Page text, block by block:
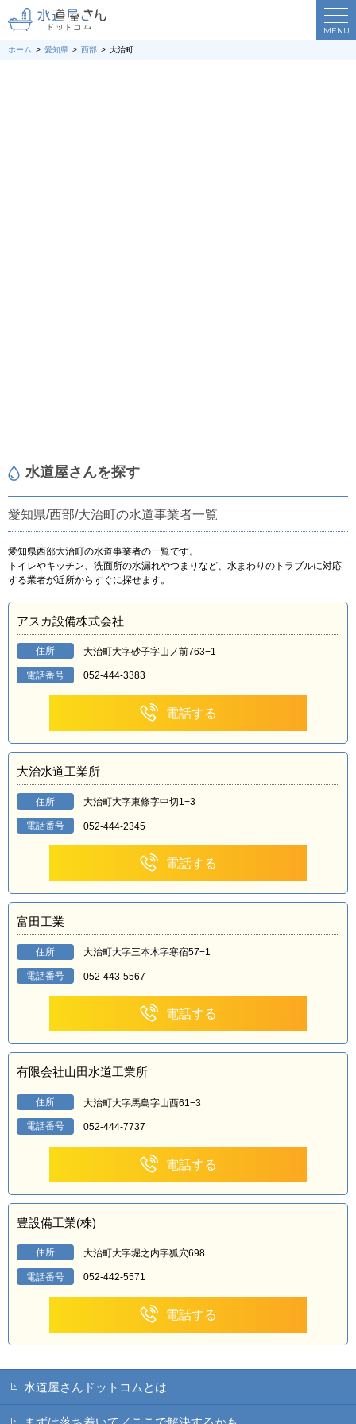
MENU
ホーム 愛知県 西部 大治町
水道屋さんを探す
愛知県/西部/大治町の水道事業者一覧
愛知県西部大治町の水道事業者の一覧です。
トイレやキッチン、洗面所の水漏れやつまりなど、水まわりのトラブルに対応
する業者が近所からすぐに探せます。
アスカ設備株式会社
住所 大治町大字砂子字山ノ前763−1
電話番号 052-444-3383
電話する
大治水道工業所
住所 大治町大字東條字中切1−3
電話番号 052-444-2345
電話する
富田工業
住所 大治町大字三本木字寒宿57−1
電話番号 052-443-5567
電話する
有限会社山田水道工業所
住所 大治町大字馬島字山西61−3
電話番号 052-444-7737
電話する
豊設備工業(株)
住所 大治町大字堀之内字狐穴698
電話番号 052-442-5571
電話する
水道屋さんドットコムとは